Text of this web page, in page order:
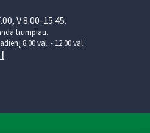
V 8.00-15.45.
trumpiau.
8.00 val. - 12.00 val.